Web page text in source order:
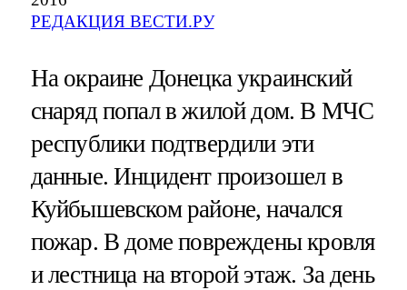
РЕДАКЦИЯ ВЕСТИ.РУ
На окраине Донецка украинский
снаряд попал в жилой дом. В МЧС
республики подтвердили эти
данные. Инцидент произошел в
Куйбышевском районе, начался
пожар. В доме повреждены кровля
и лестница на второй этаж. За день